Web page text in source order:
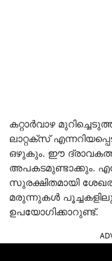
കറ്റാര്‍വാഴ
ലാറ്റക്‌സ്
ഒഴുകും. ഈ
അപകടമുണ്ടാക്കും.
സുരക്ഷിതമായി
മരുന്നുകള്‍
ഉപയോഗിക്കാറുണ്ട്.